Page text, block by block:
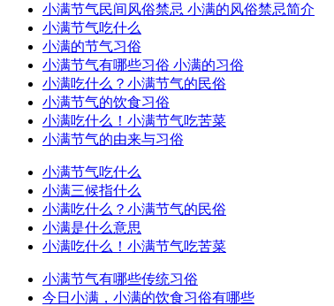
小满节气民间风俗禁忌 小满的风俗禁忌简介
小满节气吃什么
小满的节气习俗
小满节气有哪些习俗 小满的习俗
小满吃什么？小满节气的民俗
小满节气的饮食习俗
小满吃什么！小满节气吃苦菜
小满节气的由来与习俗
小满节气吃什么
小满三候指什么
小满吃什么？小满节气的民俗
小满是什么意思
小满吃什么！小满节气吃苦菜
小满节气有哪些传统习俗
今日小满，小满的饮食习俗有哪些